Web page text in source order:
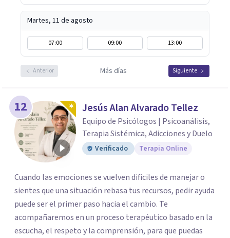
Martes, 11 de agosto
07:00 09:00 13:00
Anterior Más días Siguiente
12 Jesús Alan Alvarado Tellez
Equipo de Psicólogos | Psicoanálisis,
Terapia Sistémica, Adicciones y Duelo
Verificado Terapia Online
Cuando las emociones se vuelven difíciles de manejar o
sientes que una situación rebasa tus recursos, pedir ayuda
puede ser el primer paso hacia el cambio. Te
acompañaremos en un proceso terapéutico basado en la
escucha, el respeto y la comprensión, para que puedas